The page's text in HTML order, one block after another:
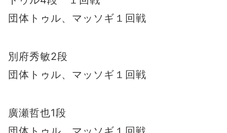
団体トゥル、マッソギ１回戦
別府秀敏2段
団体トゥル、マッソギ１回戦
廣瀬哲也1段